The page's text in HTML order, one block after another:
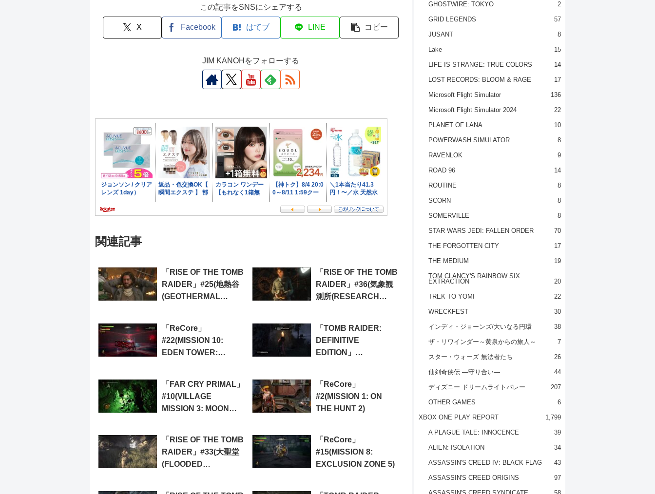
この記事をSNSにシェアする
X Facebook はてブ LINE コピー
JIM KANOHをフォローする
関連記事
「RISE OF THE TOMB
RAIDER」#25(地熱谷
(GEOTHERMAL
「RISE OF THE TOMB
RAIDER」#36(気象観
測所(RESEARCH
「ReCore」
#22(MISSION 10:
EDEN TOWER:
「TOMB RAIDER:
DEFINITIVE
EDITION」
「FAR CRY PRIMAL」
#10(VILLAGE
MISSION 3: MOON
「ReCore」
#2(MISSION 1: ON
THE HUNT 2)
「RISE OF THE TOMB
RAIDER」#33(大聖堂
(FLOODED
「ReCore」
#15(MISSION 8:
EXCLUSION ZONE 5)
GHOSTWIRE: TOKYO 2
GRID LEGENDS 57
JUSANT 8
Lake 15
LIFE IS STRANGE: TRUE COLORS 14
LOST RECORDS: BLOOM & RAGE 17
Microsoft Flight Simulator 136
Microsoft Flight Simulator 2024 22
PLANET OF LANA 10
POWERWASH SIMULATOR 8
RAVENLOK 9
ROAD 96 14
ROUTINE 8
SCORN 8
SOMERVILLE 8
STAR WARS JEDI: FALLEN ORDER 70
THE FORGOTTEN CITY 17
THE MEDIUM 19
TOM CLANCY'S RAINBOW SIX
EXTRACTION 20
TREK TO YOMI 22
WRECKFEST 30
インディ・ジョーンズ/大いなる円環 38
ザ・リワインダー～黄泉からの旅人～ 7
スター・ウォーズ 無法者たち 26
仙剣奇侠伝 ―守り合い― 44
ディズニー ドリームライトバレー 207
OTHER GAMES 6
XBOX ONE PLAY REPORT 1,799
A PLAGUE TALE: INNOCENCE 39
ALIEN: ISOLATION 34
ASSASSIN'S CREED IV: BLACK FLAG 43
ASSASSIN'S CREED ORIGINS 97